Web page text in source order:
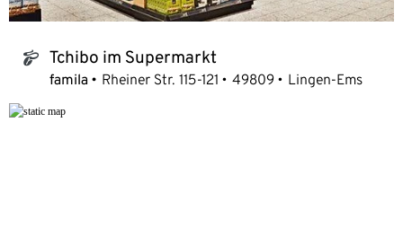
tchibo_logo Tchibo im Supermarkt
famila Rheiner Str. 115-121 49809 Lingen-Ems